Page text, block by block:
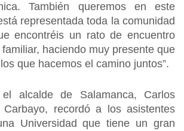
También queremos en este
representada toda la comunidad
encontréis un rato de encuentro
haciendo muy presente que
que hacemos el camino juntos”.
alcalde de Salamanca, Carlos
Carbayo, recordó a los asistentes
Universidad que tiene un gran